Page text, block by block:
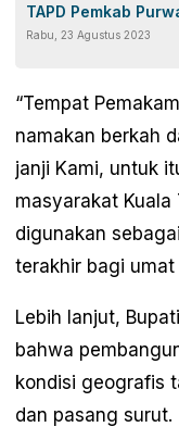
TAPD Pemkab
PPAS TA 2024
Rabu, 23 Agustus 2023
“Tempat
namakan berkah
janji Kami, untuk
masyarakat
digunakan
terakhir bagi umat
Lebih lanjut,
bahwa
kondisi geografis
dan pasang surut.